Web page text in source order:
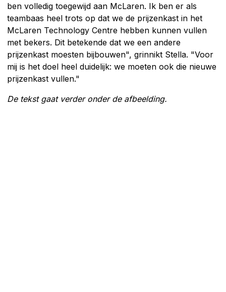
ben volledig toegewijd aan McLaren. Ik ben er als
teambaas heel trots op dat we de prijzenkast in het
McLaren Technology Centre hebben kunnen vullen
met bekers. Dit betekende dat we een andere
prijzenkast moesten bijbouwen", grinnikt Stella. "Voor
mij is het doel heel duidelijk: we moeten ook die nieuwe
prijzenkast vullen."
De tekst gaat verder onder de afbeelding.